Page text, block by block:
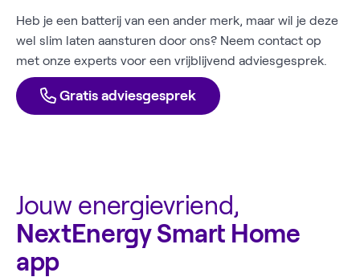
Heb je een batterij van een ander merk, maar wil je deze
wel slim laten aansturen door ons? Neem contact op
met onze experts voor een vrijblijvend adviesgesprek.
Gratis adviesgesprek
Jouw energievriend,
NextEnergy Smart Home
app